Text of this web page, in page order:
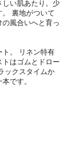
しい肌あたり。少
。 裏地がついて
風合いへと育っ
ト。 リネン特有
はゴムとドロー
ックスタイムか
です。